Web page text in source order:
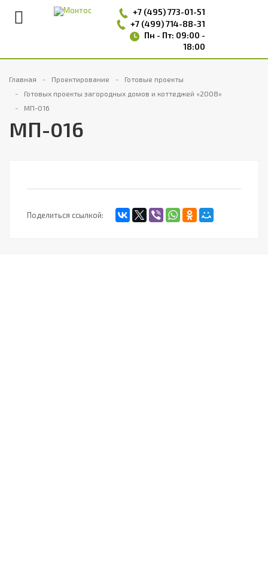
+7 (495)773-01-51
+7 (499) 714-88-31
Пн - Пт: 09:00 -
18:00
Главная Проектирование
Готовые проекты
Готовых проекты загородных домов и коттеджей «2008»
MП-016
MП-016
Поделиться ссылкой: